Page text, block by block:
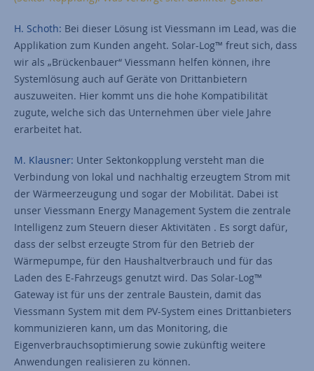
H. Schoth: Bei dieser Lösung ist Viessmann im Lead, was die
Applikation zum Kunden angeht. Solar-Log™ freut sich, dass
wir als „Brückenbauer“ Viessmann helfen können, ihre
Systemlösung auch auf Geräte von Drittanbietern
auszuweiten. Hier kommt uns die hohe Kompatibilität
zugute, welche sich das Unternehmen über viele Jahre
erarbeitet hat.
M. Klausner: Unter Sektonkopplung versteht man die
Verbindung von lokal und nachhaltig erzeugtem Strom mit
der Wärmeerzeugung und sogar der Mobilität. Dabei ist
unser Viessmann Energy Management System die zentrale
Intelligenz zum Steuern dieser Aktivitäten . Es sorgt dafür,
dass der selbst erzeugte Strom für den Betrieb der
Wärmepumpe, für den Haushaltverbrauch und für das
Laden des E-Fahrzeugs genutzt wird. Das Solar-Log™
Gateway ist für uns der zentrale Baustein, damit das
Viessmann System mit dem PV-System eines Drittanbieters
kommunizieren kann, um das Monitoring, die
Eigenverbrauchsoptimierung sowie zukünftig weitere
Anwendungen realisieren zu können.